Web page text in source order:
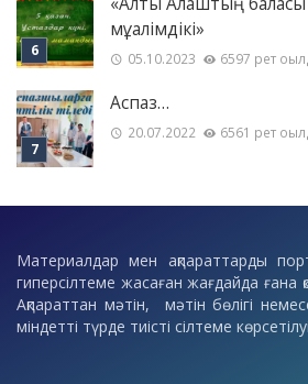
мұғалімдікі»
05.10.2023 6597 рет
Аспаз…
20.07.2022 6561 рет
Материалдар мен ақпараттарды
гиперсілтеме жасаған жағдайда ғана
Ақпараттан мәтін, мәтін бөлігі
міндетті түрде тиісті сілтеме